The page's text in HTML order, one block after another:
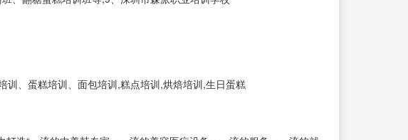
、蛋糕培训、面包培训,糕点培训,烘焙培训,生日蛋糕